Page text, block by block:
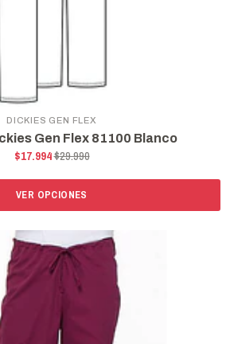
DICKIES GEN FLEX
Gen Flex 81100 Blanco
$17.994$29.990
VER OPCIONES